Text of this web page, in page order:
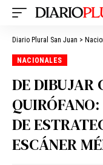
Diario Plural San Juan >
NACIONALES
DE DIBUJAR
DE
ESCÁNER